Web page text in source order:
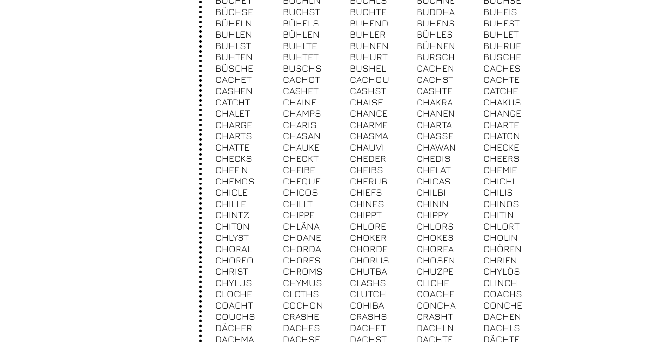
BÜCHSE
BUCHST BUCHTE BUDDHA
BUHEIS
BÜHELN
BÜHELS BUHEND BUHENS
BUHEST
BUHLEN
BÜHLEN BUHLER BÜHLES
BUHLET
BUHLST
BUHLTE BUHNEN BÜHNEN
BUHRUF
BUHTEN
BUHTET BUHURT BURSCH
BUSCHE
BÜSCHE
BUSCHS BUSHEL CACHEN
CACHES
CACHET
CACHOT CACHOU CACHST
CACHTE
CASHEN
CASHET CASHST CASHTE
CATCHE
CATCHT
CHAINE CHAISE CHAKRA
CHAKUS
CHALET
CHAMPS CHANCE CHANEN
CHANGE
CHARGE
CHARIS CHARME CHARTA
CHARTE
CHARTS
CHASAN CHASMA CHASSE
CHATON
CHATTE
CHAUKE CHAUVI CHAWAN
CHECKE
CHECKS
CHECKT CHEDER CHEDIS
CHEERS
CHEFIN
CHEIBE CHEIBS CHELAT
CHEMIE
CHEMOS
CHEQUE CHERUB CHICAS
CHICHI
CHICLE
CHICOS CHIEFS CHILBI
CHILIS
CHILLE
CHILLT CHINES CHININ
CHINOS
CHINTZ
CHIPPE CHIPPT CHIPPY
CHITIN
CHITON
CHLÄNA CHLORE CHLORS
CHLORT
CHLYST
CHOANE CHOKER CHOKES
CHOLIN
CHORAL
CHORDA CHORDE CHOREA
CHÖREN
CHOREO
CHORES CHORUS CHOSEN
CHRIEN
CHRIST
CHROMS CHUTBA CHUZPE
CHYLÖS
CHYLUS
CHYMUS CLASHS CLICHE
CLINCH
CLOCHE
CLOTHS CLUTCH COACHE
COACHS
COACHT
COCHON COHIBA CONCHA
CONCHE
COUCHS
CRASHE CRASHS CRASHT
DACHEN
DÄCHER
DACHES DACHET DACHLN
DACHLS
DACHMA
DACHSE DACHST DACHTE DÄCHTE